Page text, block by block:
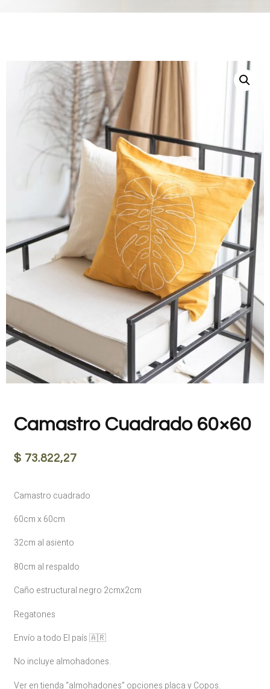
Camastro Cuadrado 60×60
$ 73.822,27
Camastro cuadrado
60cm x 60cm
32cm al asiento
80cm al respaldo
Caño estructural negro 2cmx2cm
Regatones
Envío a todo El país 🇦🇷
No incluye almohadones.
Ver en tienda “almohadones” opciones placa y Copos.